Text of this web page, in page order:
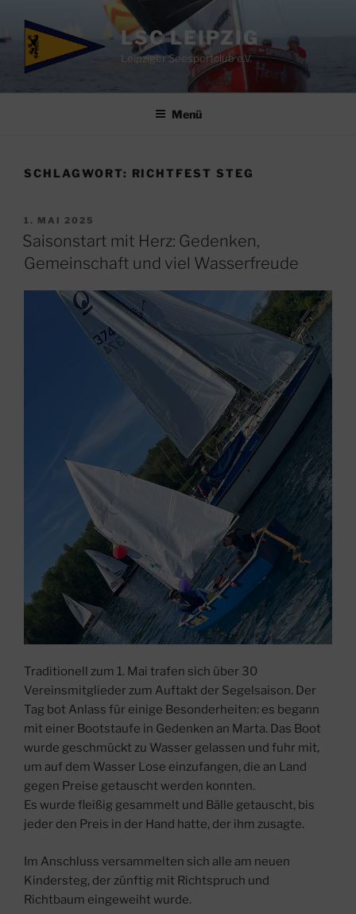
Inhalt
springen
LSC LEIPZIG
Leipziger Seesportclub e.V.
Menü
SCHLAGWORT: RICHTFEST STEG
VERÖFFENTLICHT
AM
1. MAI 2025
Saisonstart mit Herz: Gedenken,
Gemeinschaft und viel Wasserfreude
Traditionell zum 1. Mai trafen sich über 30
Vereinsmitglieder zum Auftakt der Segelsaison. Der
Tag bot Anlass für einige Besonderheiten: es begann
mit einer Bootstaufe in Gedenken an Marta. Das Boot
wurde geschmückt zu Wasser gelassen und fuhr mit,
um auf dem Wasser Lose einzufangen, die an Land
gegen Preise getauscht werden konnten.
Es wurde fleißig gesammelt und Bälle getauscht, bis
jeder den Preis in der Hand hatte, der ihm zusagte.
Im Anschluss versammelten sich alle am neuen
Kindersteg, der zünftig mit Richtspruch und
Richtbaum eingeweiht wurde.